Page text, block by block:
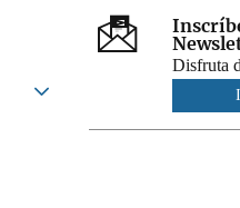
Disfruta